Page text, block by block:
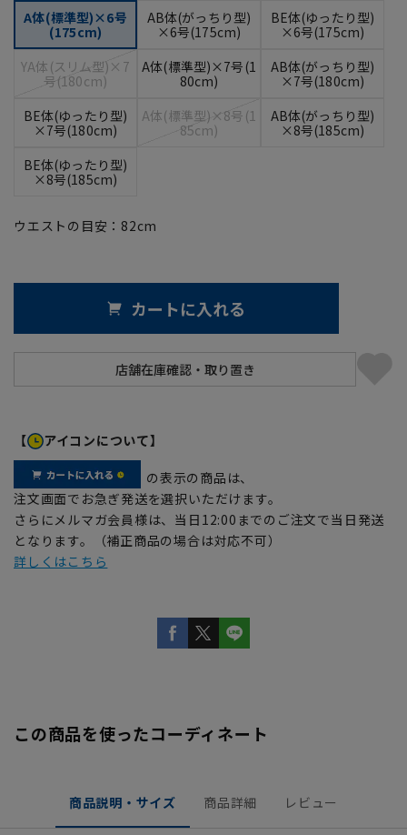
A体(標準型)×6号
(175cm)
AB体(がっちり型)
×6号(175cm)
BE体(ゆったり型)
×6号(175cm)
YA体(スリム型)×7
号(180cm)
A体(標準型)×7号(1
80cm)
AB体(がっちり型)
×7号(180cm)
BE体(ゆったり型)
×7号(180cm)
A体(標準型)×8号(1
85cm)
AB体(がっちり型)
×8号(185cm)
BE体(ゆったり型)
×8号(185cm)
ウエストの目安： 82cm
カートに入れる
【 アイコンについて】
の表示の商品は、
注文画面でお急ぎ発送を選択いただけます。
さらにメルマガ会員様は、当日12:00までのご注文で当日発送
となります。（補正商品の場合は対応不可）
詳しくはこちら
この商品を使ったコーディネート
商品説明・サイズ 商品詳細 レビュー